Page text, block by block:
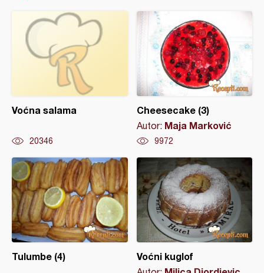
Voćna salama
20346
Cheesecake (3)
Autor: Maja Marković
9972
Tulumbe (4) Voćni kuglof